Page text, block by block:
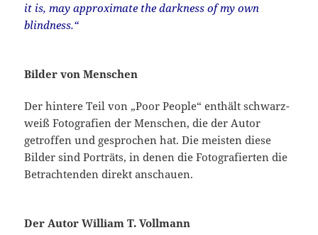
it is, may approximate the darkness of my own
blindness.“
Bilder von Menschen
Der hintere Teil von „Poor People“ enthält schwarz-
weiß Fotografien der Menschen, die der Autor
getroffen und gesprochen hat. Die meisten diese
Bilder sind Porträts, in denen die Fotografierten die
Betrachtenden direkt anschauen.
Der Autor William T. Vollmann